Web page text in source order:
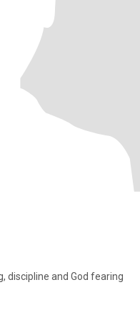
discipline and God fearing